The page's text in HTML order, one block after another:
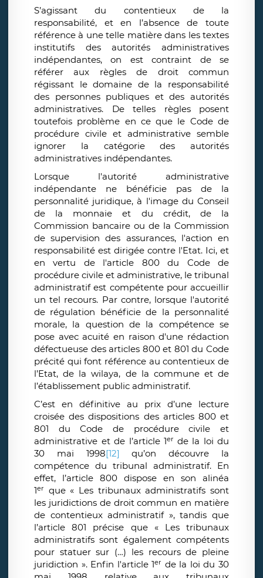
S’agissant du contentieux de la
responsabilité, et en l’absence de toute
référence à une telle matière dans les textes
institutifs des autorités administratives
indépendantes, on est contraint de se
référer aux règles de droit commun
régissant le domaine de la responsabilité
des personnes publiques et des autorités
administratives. De telles règles posent
toutefois problème en ce que le Code de
procédure civile et administrative semble
ignorer la catégorie des autorités
administratives indépendantes.
Lorsque l'autorité administrative
indépendante ne bénéficie pas de la
personnalité juridique, à l'image du Conseil
de la monnaie et du crédit, de la
Commission bancaire ou de la Commission
de supervision des assurances, l'action en
responsabilité est dirigée contre l'Etat. Ici, et
en vertu de l'article 800 du Code de
procédure civile et administrative, le tribunal
administratif est compétente pour accueillir
un tel recours. Par contre, lorsque l'autorité
de régulation bénéficie de la personnalité
morale, la question de la compétence se
pose avec acuité en raison d'une rédaction
défectueuse des articles 800 et 801 du Code
précité qui font référence au contentieux de
l’Etat, de la wilaya, de la commune et de
l’établissement public administratif.
C’est en définitive au prix d’une lecture
croisée des dispositions des articles 800 et
801 du Code de procédure civile et
administrative et de l’article 1er de la loi du
30 mai 1998[12]
qu’on découvre la
compétence du tribunal administratif. En
effet, l’article 800 dispose en son alinéa
1er
que « Les tribunaux administratifs sont
les juridictions de droit commun en matière
de contentieux administratif », tandis que
l’article 801 précise que « Les tribunaux
administratifs sont également compétents
pour statuer sur (…) les recours de pleine
juridiction ». Enfin l'article 1er de la loi du 30